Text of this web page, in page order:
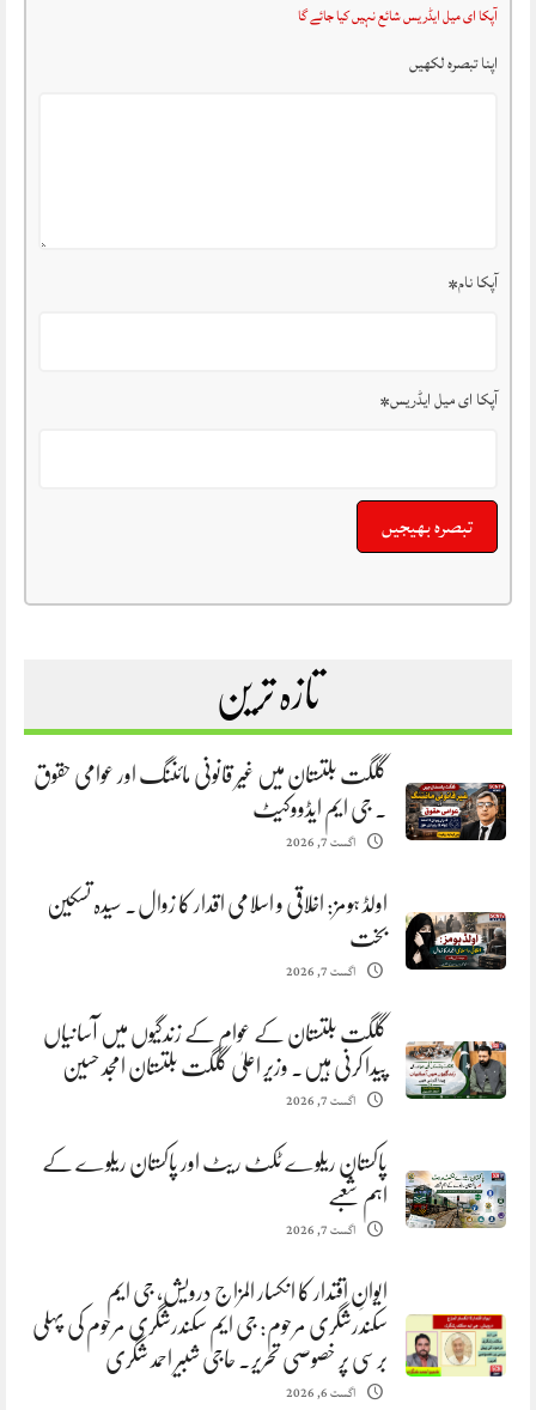
آپکا ای میل ایڈریس شائع نہیں کیا جائے گا
اپنا تبصرہ لکھیں
آپکا نام*
آپکا ای میل ایڈریس*
تازہ ترین
گلگت بلتستان میں غیر قانونی مائننگ اور عوامی حقوق
. جی ایم ایڈووکیٹ
اگست 7, 2026
اولڈ ہومز: اخلاقی و اسلامی اقدار کا زوال. سیدہ تسکین
بخت
اگست 7, 2026
گلگت بلتستان کے عوام کے زندگیوں میں آسانیاں
پیدا کرنی ہیں. وزیر اعلیٰ گلگت بلتستان امجد حسین
اگست 7, 2026
پاکستان ریلوے ٹکٹ ریٹ اور پاکستان ریلوے کے
اہم شعبے
اگست 7, 2026
ایوانِ اقتدار کا انکسار المزاج درویش، جی ایم
سکندرشگری مرحوم: جی ایم سکندرشگری مرحوم کی پہلی
برسی پر خصوصی تحریر. حاجی شبیر احمد شگری
اگست 6, 2026